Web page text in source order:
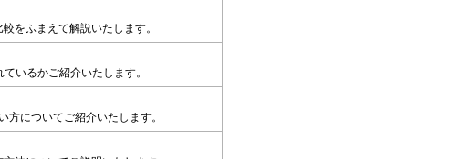
をふまえて解説いたします。
いるかご紹介いたします。
についてご紹介いたします。